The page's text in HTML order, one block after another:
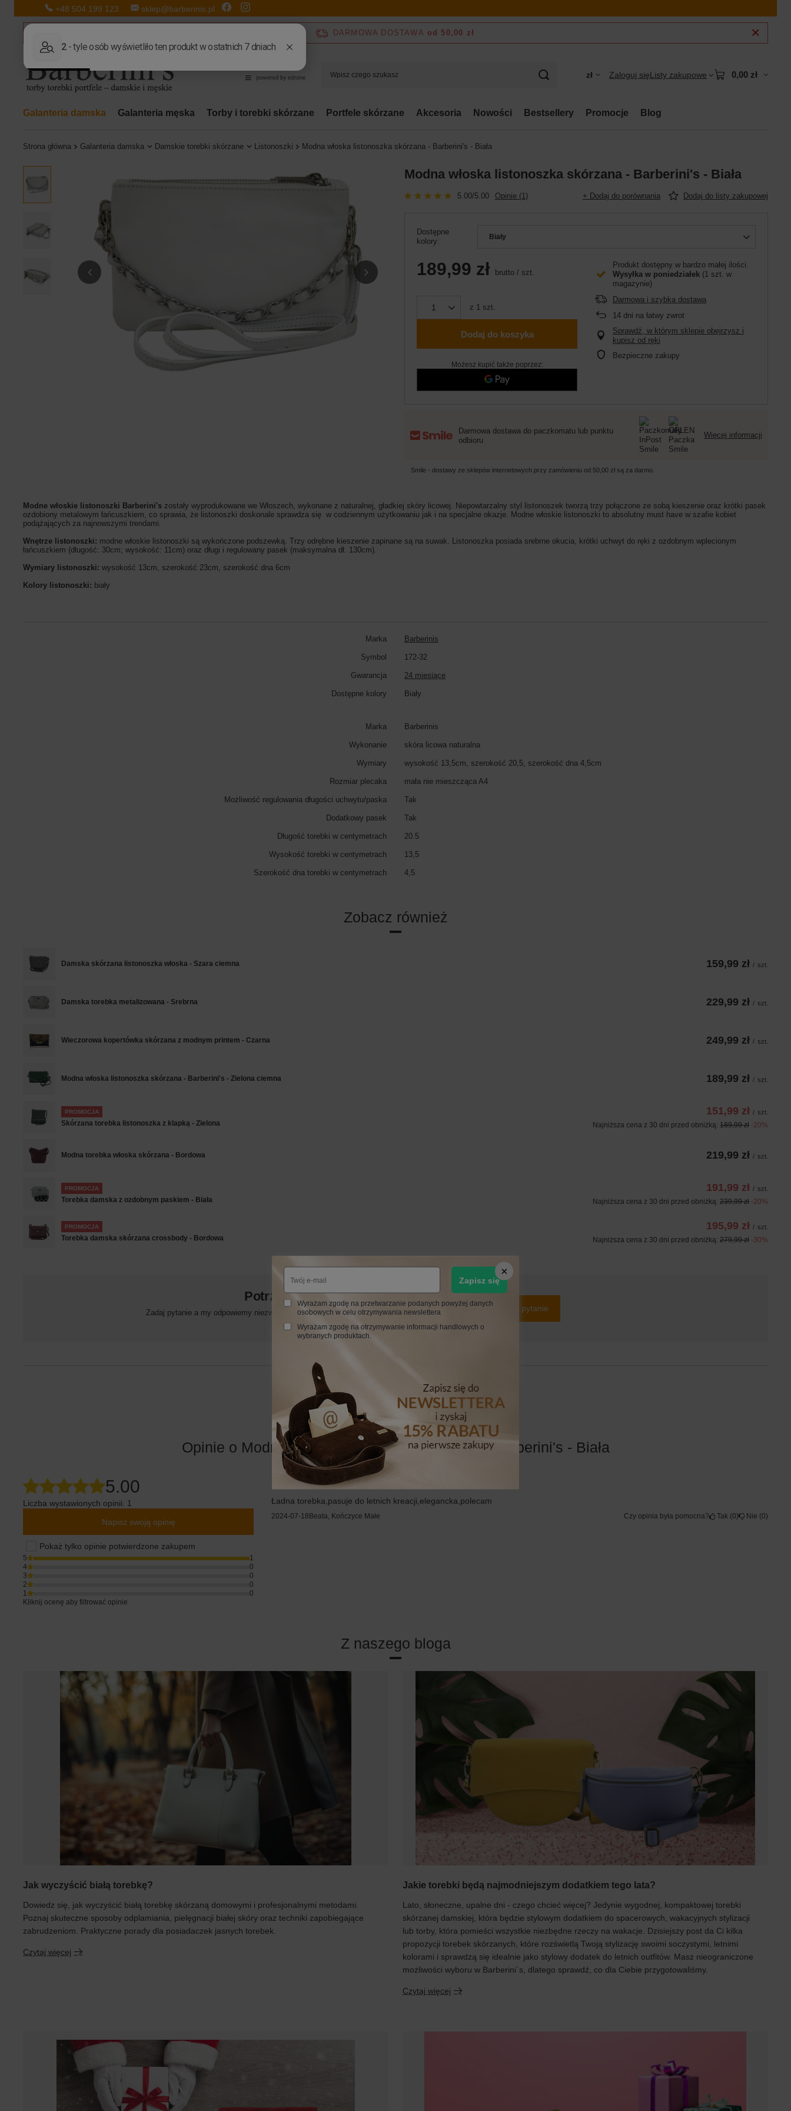
+48 504 199 123 sklep@barberinis.pl
DARMOWA DOSTAWA od 50,00 zł
zł Zaloguj sięListy zakupowe 0,00 zł
Galanteria damska Galanteria męska Torby i torebki skórzane Portfele skórzane Akcesoria Nowości Bestsellery Promocje Blog
Strona główna Galanteria damska Damskie torebki skórzane Listonoszki Modna włoska listonoszka skórzana - Barberini's - Biała
Modna włoska listonoszka skórzana - Barberini's - Biała
5.00/5.00 Opinie (1) + Dodaj do porównania Dodaj do listy zakupowej
Dostępne
kolory
Biały
189,99 zł brutto / szt.
z 1 szt.
Dodaj do koszyka
Możesz kupić także poprzez:
Produkt dostępny w bardzo małej ilości
Wysyłka w poniedziałek (1 szt. w
magazynie)
Darmowa i szybka dostawa
14 dni na łatwy zwrot
Sprawdź, w którym sklepie obejrzysz i
kupisz od ręki
Bezpieczne zakupy
Darmowa dostawa do paczkomatu lub punktu
odbioru
Więcej informacji
Smile - dostawy ze sklepów internetowych przy zamówieniu od 50,00 zł są za darmo.
Modne włoskie listonoszki Barberini's zostały wyprodukowane we Włoszech, wykonane z naturalnej, gładkiej skóry licowej. Niepowtarzalny styl listonoszek tworzą trzy połączone ze sobą kieszenie oraz krótki pasek
ozdobiony metalowym łańcuszkiem, co sprawia, że listonoszki doskonale sprawdza się w codziennym użytkowaniu jak i na specjalne okazje. Modne włoskie listonoszki to absolutny must have w szafie kobiet
podążających za najnowszymi trendami.
Wnętrze listonoszki: modne włoskie listonoszki są wykończone podszewką. Trzy odrębne kieszenie zapinane są na suwak. Listonoszka posiada srebrne okucia, krótki uchwyt do ręki z ozdobnym wplecionym
łańcuszkiem (długość: 30cm; wysokość: 11cm) oraz długi i regulowany pasek (maksymalna dł. 130cm).
Wymiary listonoszki: wysokość 13cm, szerokość 23cm, szerokość dna 6cm
Kolory listonoszki: biały
Marka Barberinis
Symbol 172-32
Gwarancja 24 miesiące
Dostępne kolory Biały
Marka Barberinis
Wykonanie skóra licowa naturalna
Wymiary wysokość 13,5cm, szerokość 20,5, szerokość dna 4,5cm
Rozmiar plecaka mała nie mieszcząca A4
Możliwość regulowania długości uchwytu/paska Tak
Dodatkowy pasek Tak
Długość torebki w centymetrach 20.5
Wysokość torebki w centymetrach 13,5
Szerokość dna torebki w centymetrach 4,5
Zobacz również
Damska skórzana listonoszka włoska - Szara ciemna 159,99 zł / szt.
Damska torebka metalizowana - Srebrna 229,99 zł / szt.
Wieczorowa kopertówka skórzana z modnym printem - Czarna 249,99 zł / szt.
Modna włoska listonoszka skórzana - Barberini's - Zielona ciemna 189,99 zł / szt.
PROMOCJA
Skórzana torebka listonoszka z klapką - Zielona
151,99 zł / szt.
Najniższa cena z 30 dni przed obniżką: 189,99 zł -20%
Modna torebka włoska skórzana - Bordowa 219,99 zł / szt.
PROMOCJA
Torebka damska z ozdobnym paskiem - Biała
191,99 zł / szt.
Najniższa cena z 30 dni przed obniżką: 239,99 zł -20%
PROMOCJA
Torebka damska skórzana crossbody - Bordowa
195,99 zł / szt.
Najniższa cena z 30 dni przed obniżką: 279,99 zł -30%
Potrzebujesz pomocy? Masz pytania?
Zadaj pytanie a my odpowiemy niezwłocznie, najciekawsze pytania i odpowiedzi publikując dla
innych.
Zadaj pytanie
24 miesiące
Opinie o Modna włoska listonoszka skórzana - Barberini's - Biała
5.00
Liczba wystawionych opinii: 1
Napisz swoją opinię
Pokaż tylko opinie potwierdzone zakupem
5
1
4
0
3
0
2
0
1
0
Kliknij ocenę aby filtrować opinie
5/5 Opinia potwierdzona zakupem
Ładna torebka,pasuje do letnich kreacji,elegancka,polecam
2024-07-18 Beata, Kończyce Małe Czy opinia była pomocna? Tak 0 Nie 0
Z naszego bloga
Jak wyczyścić białą torebkę?
Dowiedz się, jak wyczyścić białą torebkę skórzaną domowymi i profesjonalnymi metodami.
Poznaj skuteczne sposoby odplamiania, pielęgnacji białej skóry oraz techniki zapobiegające
zabrudzeniom. Praktyczne porady dla posiadaczek jasnych torebek.
Czytaj więcej
Jakie torebki będą najmodniejszym dodatkiem tego lata?
Lato, słoneczne, upalne dni - czego chcieć więcej? Jedynie wygodnej, kompaktowej torebki
skórzanej damskiej, która będzie stylowym dodatkiem do spacerowych, wakacyjnych stylizacji
lub torby, która pomieści wszystkie niezbędne rzeczy na wakacje. Dzisiejszy post da Ci kilka
propozycji torebek skórzanych, które rozświetlą Twoją stylizację swoimi soczystymi, letnimi
kolorami i sprawdzą się idealnie jako stylowy dodatek do letnich outfitów. Masz nieograniczone
możliwości wyboru w Barberini`s, dlatego sprawdź, co dla Ciebie przygotowaliśmy.
Czytaj więcej
Zapisz się
Wyrażam zgodę na przetwarzanie podanych powyżej danych
osobowych w celu otrzymywania newslettera
Wyrażam zgodę na otrzymywanie informacji handlowych o
wybranych produktach.